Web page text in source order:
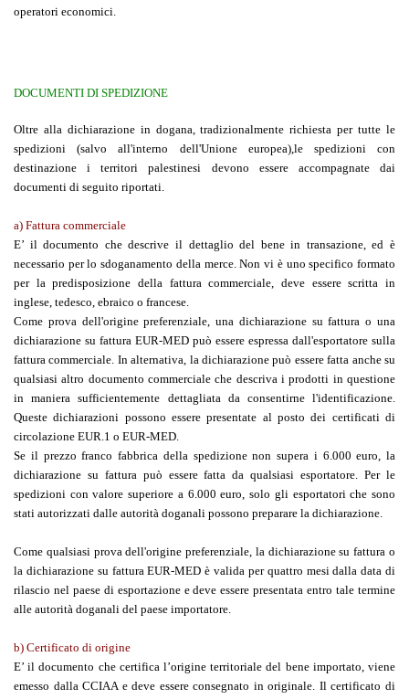
operatori economici.
DOCUMENTI DI SPEDIZIONE
Oltre alla dichiarazione in dogana, tradizionalmente richiesta per tutte le
spedizioni (salvo all'interno dell'Unione europea),le spedizioni con
destinazione i territori palestinesi devono essere accompagnate dai
documenti di seguito riportati.
a) Fattura commerciale
E’ il documento che descrive il dettaglio del bene in transazione, ed è
necessario per lo sdoganamento della merce. Non vi è uno specifico formato
per la predisposizione della fattura commerciale, deve essere scritta in
inglese, tedesco, ebraico o francese.
Come prova dell'origine preferenziale, una dichiarazione su fattura o una
dichiarazione su fattura EUR-MED può essere espressa dall'esportatore sulla
fattura commerciale. In alternativa, la dichiarazione può essere fatta anche su
qualsiasi altro documento commerciale che descriva i prodotti in questione
in maniera sufficientemente dettagliata da consentirne l'identificazione.
Queste dichiarazioni possono essere presentate al posto dei certificati di
circolazione EUR.1 o EUR-MED.
Se il prezzo franco fabbrica della spedizione non supera i 6.000 euro, la
dichiarazione su fattura può essere fatta da qualsiasi esportatore. Per le
spedizioni con valore superiore a 6.000 euro, solo gli esportatori che sono
stati autorizzati dalle autorità doganali possono preparare la dichiarazione.
Come qualsiasi prova dell'origine preferenziale, la dichiarazione su fattura o
la dichiarazione su fattura EUR-MED è valida per quattro mesi dalla data di
rilascio nel paese di esportazione e deve essere presentata entro tale termine
alle autorità doganali del paese importatore.
b) Certificato di origine
E’ il documento che certifica l’origine territoriale del bene importato, viene
emesso dalla CCIAA e deve essere consegnato in originale. Il certificato di